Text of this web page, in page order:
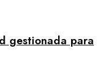
gestionada para